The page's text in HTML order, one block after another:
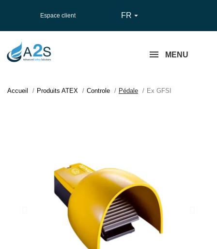
Espace client FR 
MENU
Accueil Produits ATEX Controle Pédale Ex GFSI